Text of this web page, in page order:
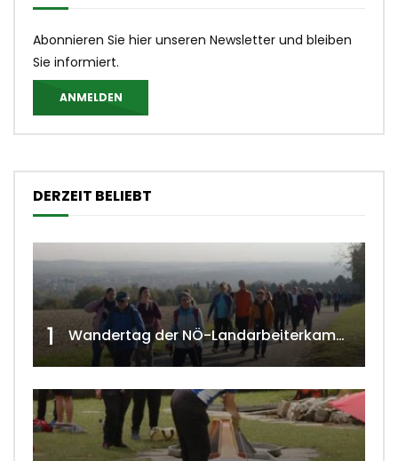
Abonnieren Sie hier unseren Newsletter und bleiben
Sie informiert.
ANMELDEN
DERZEIT BELIEBT
1 Wandertag der NÖ-Landarbeiterkammer in Hollabrunn 2024